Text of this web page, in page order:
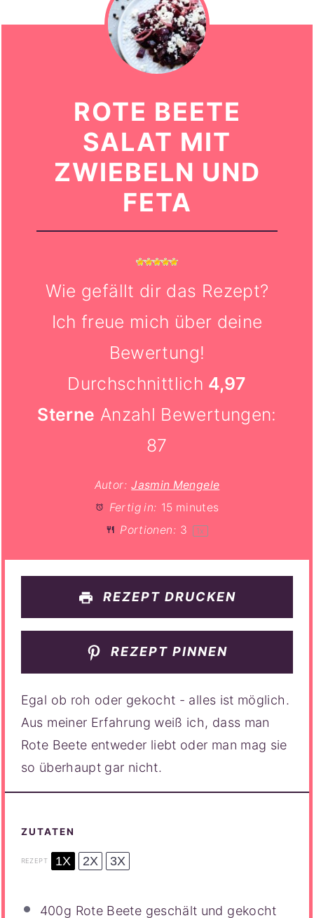
ROTE BEETE
SALAT MIT
ZWIEBELN UND
FETA
Wie gefällt dir das Rezept?
Ich freue mich über deine
Bewertung!
Durchschnittlich 4,97
Sterne Anzahl Bewertungen:
87
Autor: Jasmin Mengele
Fertig in: 15 minutes
Portionen: 3 1x
REZEPT DRUCKEN
REZEPT PINNEN
Egal ob roh oder gekocht - alles ist möglich.
Aus meiner Erfahrung weiß ich, dass man
Rote Beete entweder liebt oder man mag sie
so überhaupt gar nicht.
ZUTATEN
REZEPT 1X 2X 3X
400g Rote Beete geschält und gekocht